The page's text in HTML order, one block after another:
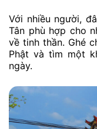
Với nhiều người,
Tân phù hợp cho
về tinh thần. Ghé
Phật và tìm một
ngày.